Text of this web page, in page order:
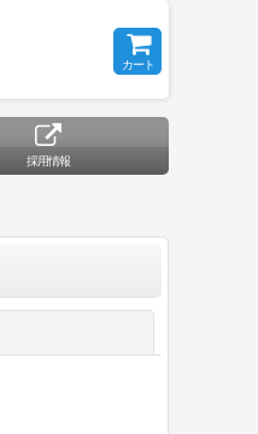
カート
採用情報